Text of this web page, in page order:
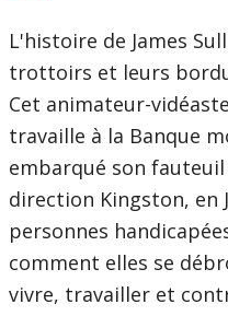
L'histoire de James
trottoirs et leurs
Cet animateur-
travaille à la Banque
embarqué son
direction Kingston, en
personnes
comment elles se
vivre, travailler et